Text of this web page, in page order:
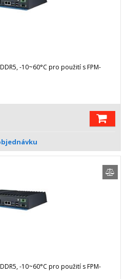
-10~60°C pro použití s FPM-
-10~60°C pro použití s FPM-